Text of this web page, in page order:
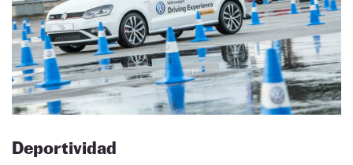
Deportividad